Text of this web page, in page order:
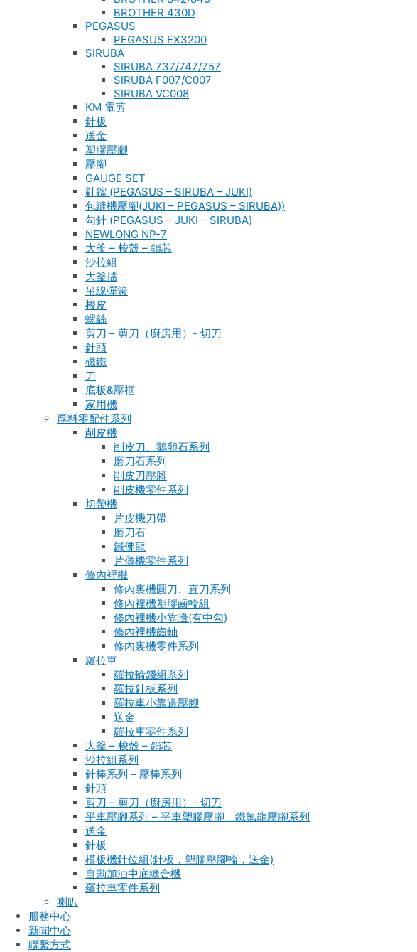
BROTHER 430D
PEGASUS
PEGASUS EX3200
SIRUBA
SIRUBA 737/747/757
SIRUBA F007/C007
SIRUBA VC008
KM 電剪
針板
送金
塑膠壓腳
壓腳
GAUGE SET
針鎦 (PEGASUS – SIRUBA – JUKI)
包縫機壓腳(JUKI – PEGASUS – SIRUBA))
勾針 (PEGASUS – JUKI – SIRUBA)
NEWLONG NP-7
大釜 – 梭殼 – 鎖芯
沙拉組
大釜擋
吊線彈簧
梭皮
螺絲
剪刀 – 剪刀（廚房用）- 切刀
針頭
磁鐵
刀
底板&壓框
家用機
厚料零配件系列
削皮機
削皮刀、鵝卵石系列
磨刀石系列
削皮刀壓腳
削皮機零件系列
切帶機
片皮機刀帶
磨刀石
鐵佛龍
片薄機零件系列
修內裡機
修內裏機圓刀、直刀系列
修內裡機塑膠齒輪組
修內裡機小靠邊(有中勾)
修內裡機齒軸
修內裏機零件系列
羅拉車
羅拉輪錢組系列
羅拉針板系列
羅拉車小靠邊壓腳
送金
羅拉車零件系列
大釜 – 梭殼 – 鎖芯
沙拉組系列
針棒系列 – 壓棒系列
針頭
剪刀 – 剪刀（廚房用）- 切刀
平車壓腳系列 – 平車塑膠壓腳、鐵氟龍壓腳系列
送金
針板
模板機針位組(針板，塑膠壓腳輪，送金)
自動加油中底縫合機
羅拉車零件系列
喇叭
服務中心
新聞中心
聯繫方式